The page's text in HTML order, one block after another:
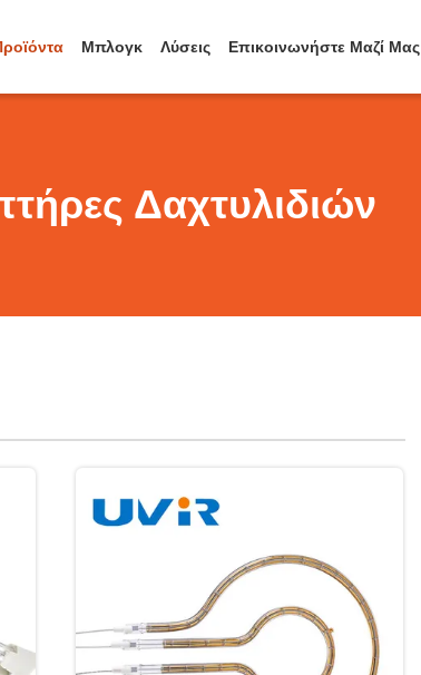
Μπλογκ Λύσεις Επικοινωνήστε Μαζί Μας
Δαχτυλιδιών